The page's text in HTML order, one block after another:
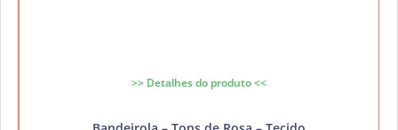
>> Detalhes do produto <<